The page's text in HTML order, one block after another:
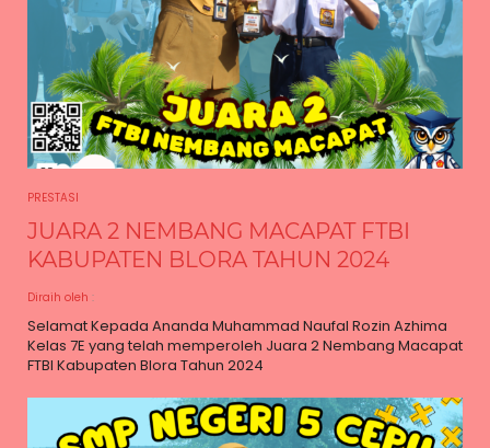
PRESTASI
JUARA 2 NEMBANG MACAPAT FTBI
KABUPATEN BLORA TAHUN 2024
Diraih oleh :
Selamat Kepada Ananda Muhammad Naufal Rozin Azhima
Kelas 7E yang telah memperoleh Juara 2 Nembang Macapat
FTBI Kabupaten Blora Tahun 2024